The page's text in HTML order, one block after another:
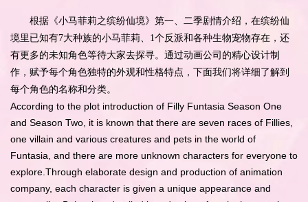
根据《小马菲莉之缤纷仙境》第一、二季剧情介绍，在缤纷仙
境里已知有7大种族的小马菲莉、1个反派和各种生物宠物存在，还
有更多的未知角色等待大家去探寻。通过动画公司的精心设计制
作，赋予每个角色独特的外观和性格特点，下面我们将详细了解到
每个角色的名称和分类。
According to the plot introduction of Filly Funtasia Season One
and Season Two, it is known that there are seven races of Fillies,
one villain and various creatures and pets in the world of
Funtasia, and there are more unknown characters for everyone to
explore.Through elaborate design and production of animation
company, each character is given a unique appearance and